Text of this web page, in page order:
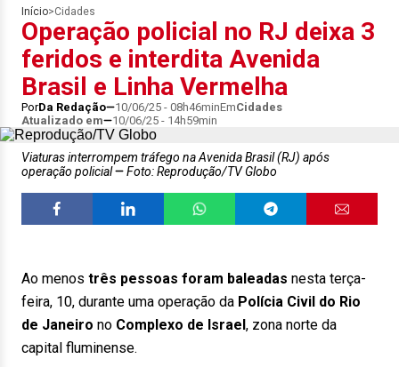
Início>Cidades
Operação policial no RJ deixa 3
feridos e interdita Avenida
Brasil e Linha Vermelha
PorDa Redação 10/06/25 - 08h46minEmCidades
Atualizado em
10/06/25 - 14h59min
Viaturas interrompem tráfego na Avenida Brasil (RJ) após
operação policial
Foto: Reprodução/TV Globo
Ao menos três pessoas foram baleadas nesta terça-
feira, 10, durante uma operação da Polícia Civil do Rio
de Janeiro no Complexo de Israel, zona norte da
capital fluminense.